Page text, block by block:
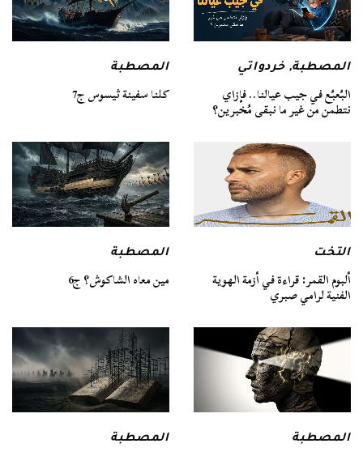
المصطبة,خردواتي
البُعبُع في جيب عيالنا.. فإزاي
نتطمن من غير ما نبقى مُخبرين؟
المصطبة
كلنا سفينة ثيسوس ج7
التخت
ألبوم القمر: قراءة في أزمة الهوية
الفنية لرامي صبري
المصطبة
مين معاه الشاكوش؟ ج6
المصطبة المصطبة